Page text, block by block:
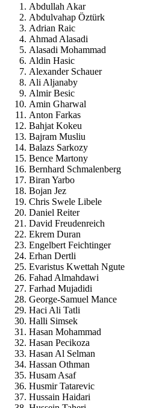
Abdullah Akar
Abdulvahap Öztürk
Adrian Raic
Ahmad Alasadi
Alasadi Mohammad
Aldin Hasic
Alexander Schauer
Ali Aljanaby
Almir Besic
Amin Gharwal
Anton Farkas
Bahjat Kokeu
Bajram Musliu
Balazs Sarkozy
Bence Martony
Bernhard Schmalenberg
Biran Yarbo
Bojan Jez
Chris Swele Libele
Daniel Reiter
David Freudenreich
Ekrem Duran
Engelbert Feichtinger
Erhan Dertli
Evaristus Kwettah Ngute
Fahad Almahdawi
Farhad Mujadidi
George-Samuel Mance
Haci Ali Tatli
Halli Simsek
Hasan Mohammad
Hasan Pecikoza
Hasan Al Selman
Hassan Othman
Husam Asaf
Husmir Tatarevic
Hussain Haidari